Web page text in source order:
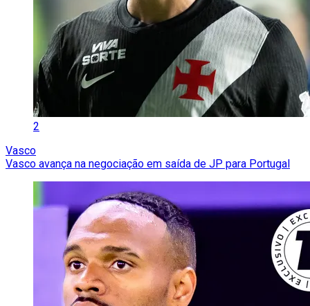
2
Vasco
Vasco avança na negociação em saída de JP para Portugal